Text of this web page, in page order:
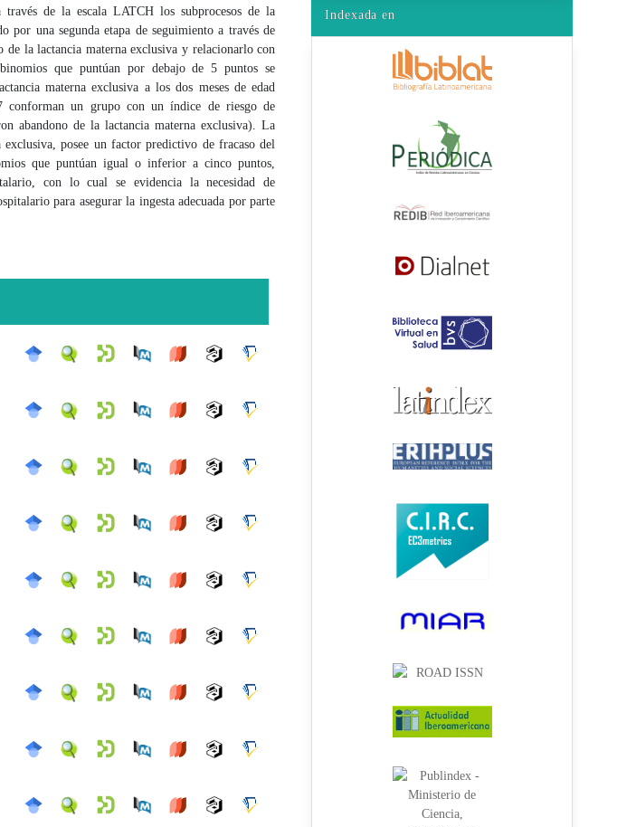
de la escala LATCH los subprocesos de la
por una segunda etapa de seguimiento a través de
la lactancia materna exclusiva y relacionarlo con
que puntúan por debajo de 5 puntos se
materna exclusiva a los dos meses de edad
un grupo con un índice de riesgo de
abandono de la lactancia materna exclusiva). La
posee un factor predictivo de fracaso del
que puntúan igual o inferior a cinco puntos,
con lo cual se evidencia la necesidad de
para asegurar la ingesta adecuada por parte
Indexada en